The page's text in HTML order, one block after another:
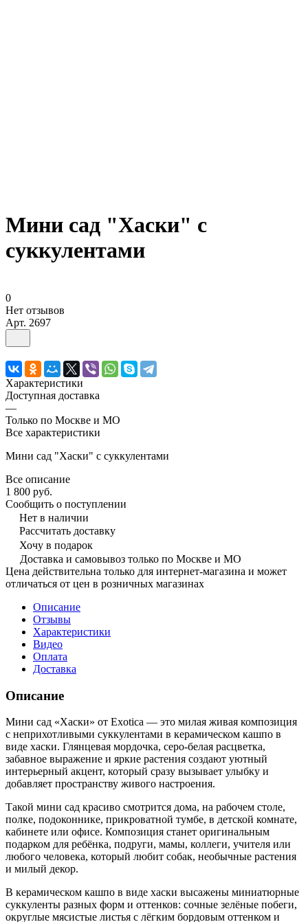
Мини сад "Хаски" с
суккулентами
0
Нет отзывов
Арт. 2697
Характеристики
Доступная доставка
—
Только по Москве и МО
Все характеристики
Мини сад "Хаски" с суккулентами
Все описание
1 800 руб.
Сообщить о поступлении
Нет в наличии
Рассчитать доставку
Хочу в подарок
Доставка и самовывоз только по Москве и МО
Цена действительна только для интернет-магазина и может
отличаться от цен в розничных магазинах
Описание
Отзывы
Характеристики
Видео
Оплата
Доставка
Описание
Мини сад «Хаски» от Exotica — это милая живая композиция
с неприхотливыми суккулентами в керамическом кашпо в
виде хаски. Глянцевая мордочка, серо-белая расцветка,
забавное выражение и яркие растения создают уютный
интерьерный акцент, который сразу вызывает улыбку и
добавляет пространству живого настроения.
Такой мини сад красиво смотрится дома, на рабочем столе,
полке, подоконнике, прикроватной тумбе, в детской комнате,
кабинете или офисе. Композиция станет оригинальным
подарком для ребёнка, подруги, мамы, коллеги, учителя или
любого человека, который любит собак, необычные растения
и милый декор.
В керамическом кашпо в виде хаски высажены миниатюрные
суккуленты разных форм и оттенков: сочные зелёные побеги,
округлые мясистые листья с лёгким бордовым оттенком и